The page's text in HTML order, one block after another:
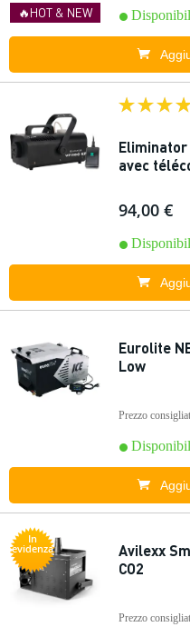
🔥HOT & NEW
Eliminator
avec
94,00 €
Eurolite
Low
Prezzo
In
evidenza
Avilexx
CO2
Prezzo